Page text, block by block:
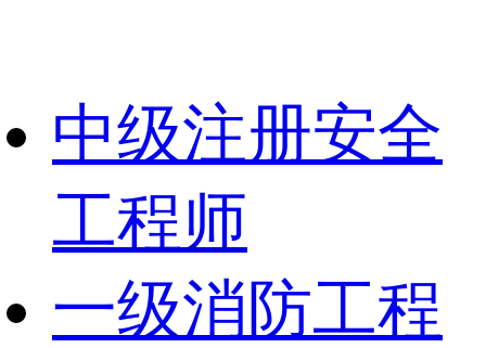
中级注册安全
工程师
一级消防工程